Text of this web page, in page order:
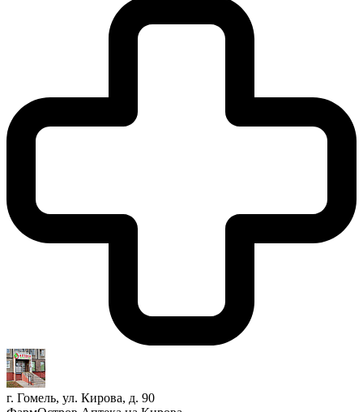
г. Гомель, ул. Кирова, д. 90